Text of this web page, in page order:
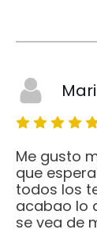
Me gusto
que
todos los
acabao lo
se vea de